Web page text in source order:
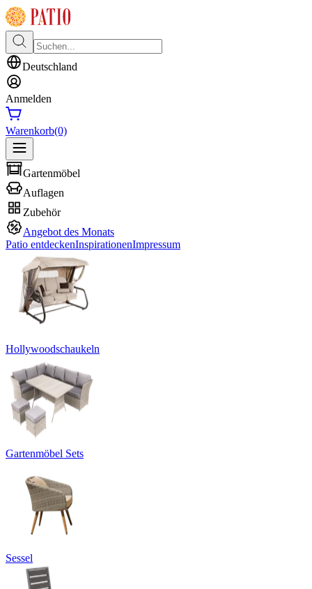
Deutschland
Anmelden
Warenkorb(0)
Gartenmöbel
Auflagen
Zubehör
Angebot des Monats
Patio entdeckenInspirationenImpressum
Hollywoodschaukeln
Gartenmöbel Sets
Sessel